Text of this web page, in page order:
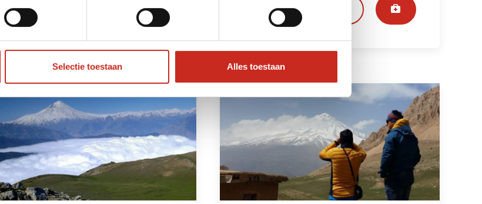
Selectie toestaan Alles toestaan
Bekijken